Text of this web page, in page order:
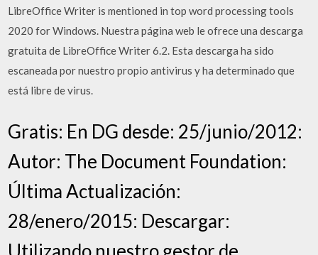
LibreOffice Writer is mentioned in top word processing tools
2020 for Windows. Nuestra página web le ofrece una descarga
gratuita de LibreOffice Writer 6.2. Esta descarga ha sido
escaneada por nuestro propio antivirus y ha determinado que
está libre de virus.
Gratis: En DG desde: 25/junio/2012:
Autor: The Document Foundation:
Última Actualización:
28/enero/2015: Descargar:
Utilizando nuestro gestor de